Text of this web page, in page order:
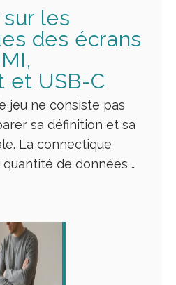
les
des écrans
et USB-C
jeu ne consiste pas
sa définition et sa
La connectique
de données …